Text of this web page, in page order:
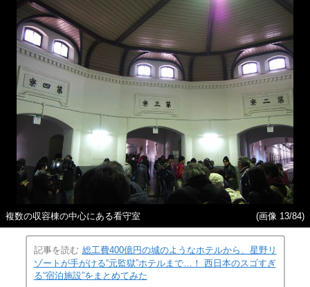
複数の収容棟の中心にある看守室 (画像 13/84)
記事を読む 総工費400億円の城のようなホテルから、星野リ
ゾートが手がける“元監獄”ホテルまで…！ 西日本のスゴすぎ
る“宿泊施設”をまとめてみた